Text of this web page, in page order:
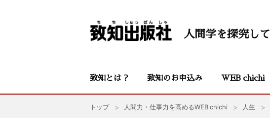
人間学を探究し
致知とは？ 致知のお申込み WEB chichi
トップ 人間力・仕事力を高めるWEB chichi 人生